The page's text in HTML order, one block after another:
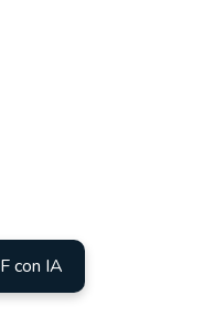
con IA